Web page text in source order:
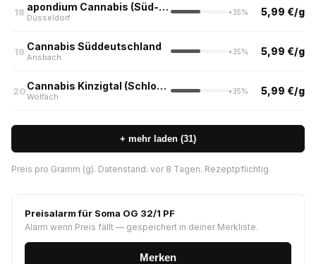
18 apondium Cannabis (Süd-Apotheke, Düsseldorf)
Düsseldorf
+35% 5,99 €/g
19 Cannabis Süddeutschland
Ansbach
+35% 5,99 €/g
20 Cannabis Kinzigtal (Schloss-Apotheke Wolfach)
Wolfach
+35% 5,99 €/g
+ mehr laden (31)
Preis pro Gramm (g). Datenstand: vor 8 Tagen. Rezeptpflichtig.
Preisalarm für Soma OG 32/1 PF
Alarm wenn Preis fällt — gespeichert in deiner Merkliste.
Merken